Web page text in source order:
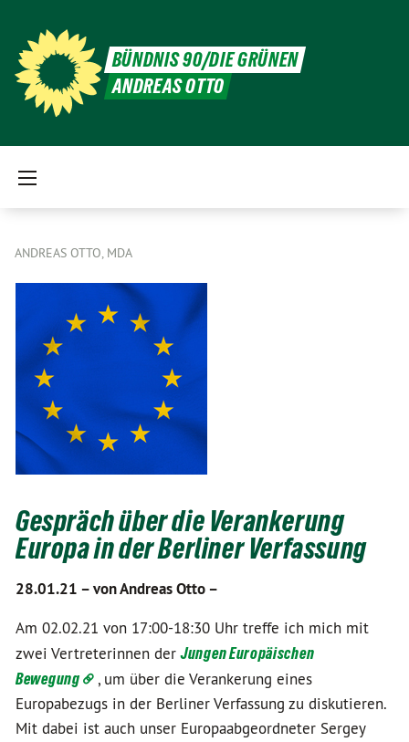
BÜNDNIS 90/DIE GRÜNEN
ANDREAS OTTO
ANDREAS OTTO, MDA
Gespräch über die Verankerung
Europa in der Berliner Verfassung
28.01.21 –von Andreas Otto –
Am 02.02.21 von 17:00-18:30 Uhr treffe ich mich mit
zwei Vertreterinnen derJungen Europäischen
Bewegung
, um über die Verankerung eines
Europabezugs in der Berliner Verfassung zu diskutieren.
Mit dabei ist auch unser Europaabgeordneter Sergey